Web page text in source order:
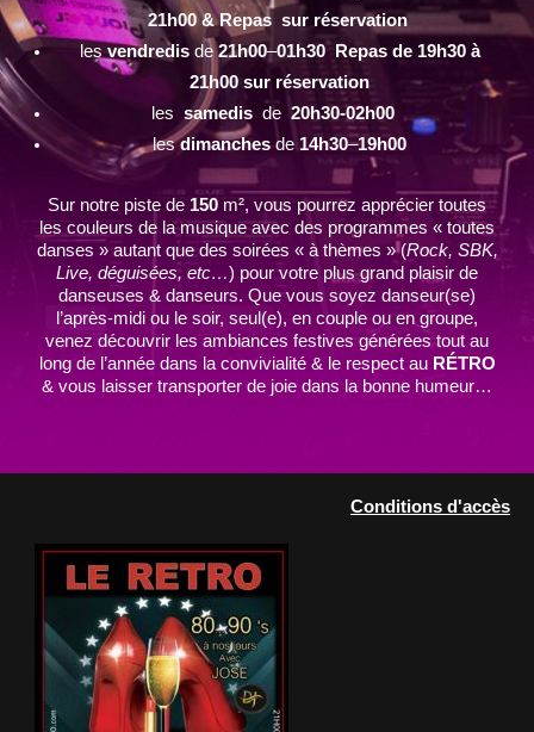
21h00 & Repas sur réservation
lesvendredisde21h00–01h30 Repas de 19h30 à
21h00 sur réservation
les samedis de20h30-02h00
lesdimanches de 14h30–19h00
Sur notre piste de 150 m², vous pourrez apprécier toutes
les couleurs de la musique avec des programmes « toutes
danses » autant que des soirées « à thèmes » (Rock, SBK,
Live, déguisées, etc…) pour votre plus grand plaisir de
danseuses & danseurs. Que vous soyez danseur(se)
l’après-midi ou le soir, seul(e), en couple ou en groupe,
venez découvrir les ambiances festives générées tout au
long de l’année dans la convivialité & le respect au RÉTRO
& vous laisser transporter de joie dans la bonne humeur…
Conditions d'accès